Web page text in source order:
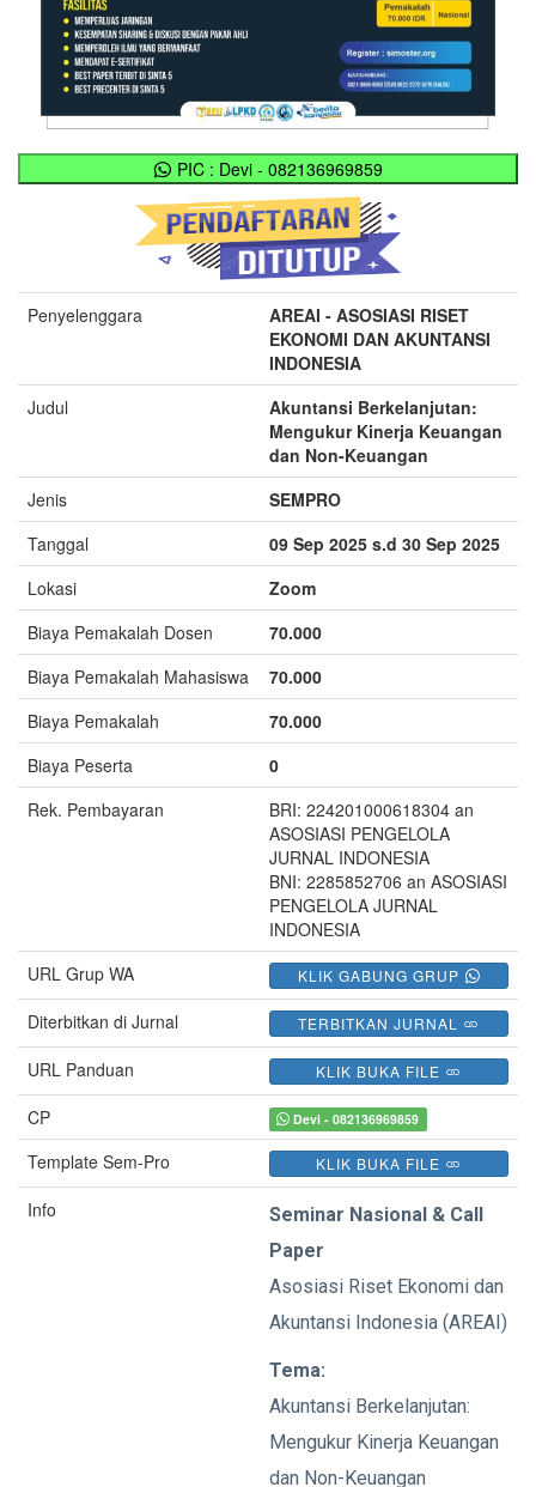
PIC : Devi - 082136969859
Penyelenggara
AREAI - ASOSIASI RISET
EKONOMI DAN AKUNTANSI
INDONESIA
Judul
Akuntansi Berkelanjutan:
Mengukur Kinerja Keuangan
dan Non-Keuangan
Jenis
SEMPRO
Tanggal
09 Sep 2025 s.d 30 Sep 2025
Lokasi
Zoom
Biaya Pemakalah Dosen
70.000
Biaya Pemakalah Mahasiswa
70.000
Biaya Pemakalah
70.000
Biaya Peserta
0
Rek. Pembayaran
BRI: 224201000618304 an
ASOSIASI PENGELOLA
JURNAL INDONESIA
BNI: 2285852706 an ASOSIASI
PENGELOLA JURNAL
INDONESIA
URL Grup WA
KLIK GABUNG GRUP
Diterbitkan di Jurnal TERBITKAN JURNAL
URL Panduan KLIK BUKA FILE
CP Devi - 082136969859
Template Sem-Pro KLIK BUKA FILE
Info
Seminar Nasional & Call
Paper
Asosiasi Riset Ekonomi dan
Akuntansi Indonesia (AREAI)
Tema:
Akuntansi Berkelanjutan:
Mengukur Kinerja Keuangan
dan Non-Keuangan